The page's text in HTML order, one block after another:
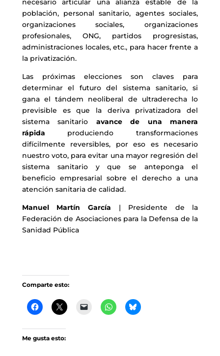
necesario articular una alianza estable de la
población, personal sanitario, agentes sociales,
organizaciones sociales, organizaciones
profesionales, ONG, partidos progresistas,
administraciones locales, etc., para hacer frente a
la privatización.
Las próximas elecciones son claves para
determinar el futuro del sistema sanitario, si
gana el tándem neoliberal de ultraderecha lo
previsible es que la deriva privatizadora del
sistema sanitario avance de una manera
rápida produciendo transformaciones
difícilmente reversibles, por eso es necesario
nuestro voto, para evitar una mayor regresión del
sistema sanitario y que se anteponga el
beneficio empresarial sobre el derecho a una
atención sanitaria de calidad.
Manuel Martín García | Presidente de la
Federación de Asociaciones para la Defensa de la
Sanidad Pública
Comparte esto:
Me gusta esto: